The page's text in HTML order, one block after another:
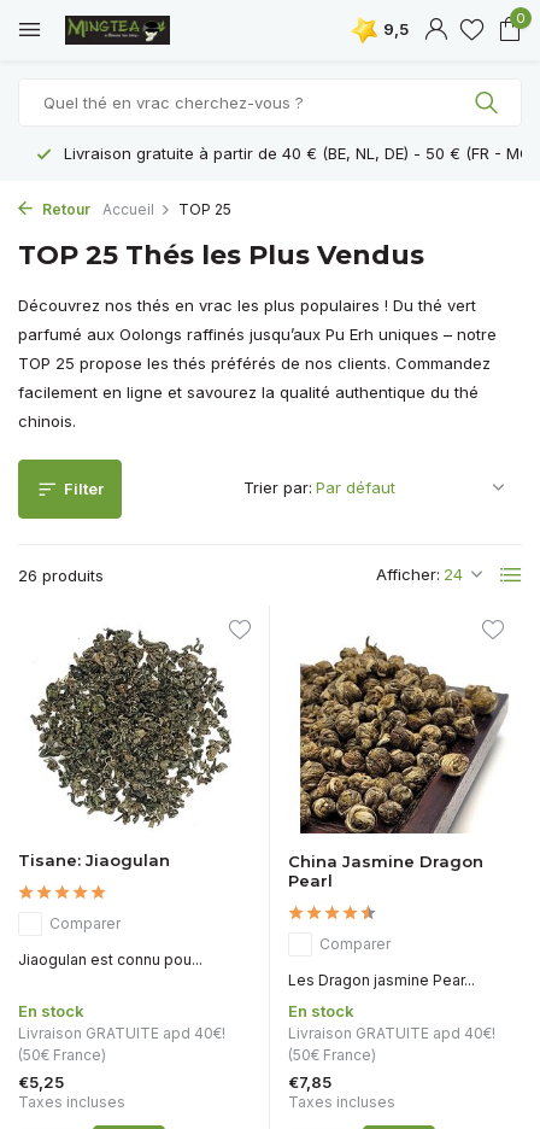
9,5
0
Livraison gratuite à partir de 40 € (BE, NL, DE) - 50 € (FR -
Retour Accueil TOP 25
TOP 25 Thés les Plus Vendus
Découvrez nos thés en vrac les plus populaires ! Du thé vert
parfumé aux Oolongs raffinés jusqu’aux Pu Erh uniques – notre
TOP 25 propose les thés préférés de nos clients. Commandez
facilement en ligne et savourez la qualité authentique du thé
chinois.
Filter
26 produits Afficher:
Trier par:
Tisane: Jiaogulan
Comparer
Jiaogulan est connu pou...
En stock
Livraison GRATUITE apd 40€!
(50€ France)
€5,25
Taxes incluses
China Jasmine Dragon
Pearl
Comparer
Les Dragon jasmine Pear...
En stock
Livraison GRATUITE apd 40€!
(50€ France)
€7,85
Taxes incluses